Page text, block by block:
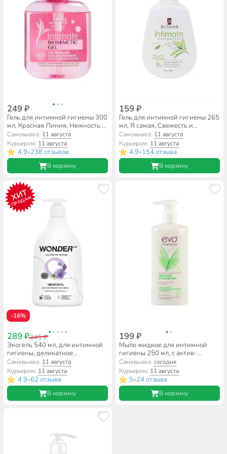
249 ₽
Гель для интимной гигиены 300
мл, Красная Линия, Нежность и
комфорт
Самовывоз: 11 августа
Курьером: 11 августа
4.9•238 отзывов
В корзину
159 ₽
Гель для интимной гигиены 265
мл, Я самая, Свежесть и
легкость
Самовывоз: 11 августа
Курьером: 11 августа
4.9•154 отзыва
В корзину
ХИТ
ПРОДАЖ
-16%
289 ₽345 ₽
Экогель 540 мл, для интимной
гигиены, деликатное
увлажнение, Wonder Lab
Самовывоз: 11 августа
Курьером: 11 августа
4.9•62 отзыва
В корзину
199 ₽
Мыло жидкое для интимной
гигиены 250 мл, с актив-
комплексом Лактулин, Evo,
Здоровая Микрофлора
Самовывоз: сегодня
Курьером: 11 августа
5•24 отзыва
В корзину